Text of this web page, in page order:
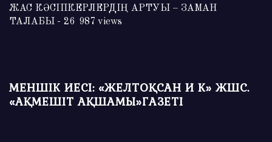
ЖАС КӘСІПКЕРЛЕРДІҢ АРТУЫ – ЗАМАН
ТАЛАБЫ - 26 987 views
МЕНШІК ИЕСІ: «ЖЕЛТОҚСАН И К» ЖШС.
«АҚМЕШІТ АҚШАМЫ»ГАЗЕТІ